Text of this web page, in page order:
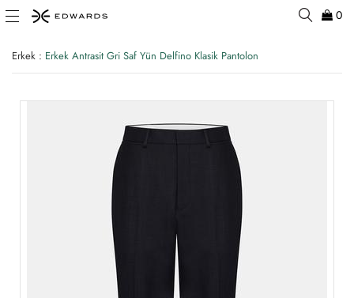
0
Erkek : Erkek Antrasit Gri Saf Yün Delfino Klasik Pantolon